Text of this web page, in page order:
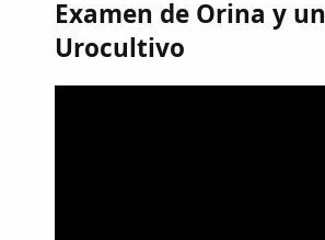
Examen de Orina y un
Urocultivo